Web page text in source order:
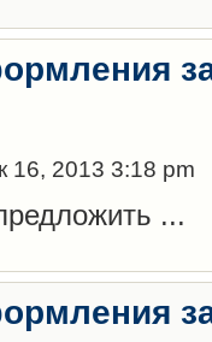
16, 2013 3:18 pm
...